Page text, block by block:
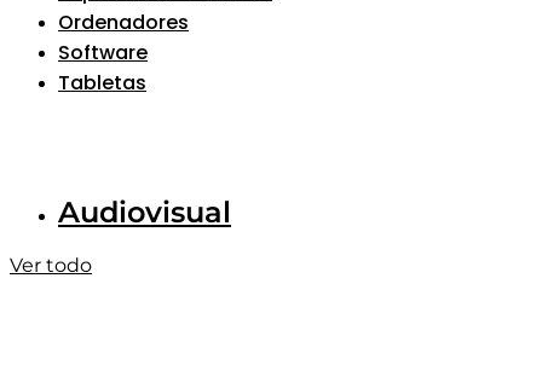
Ordenadores
Software
Tabletas
Audiovisual
Ver todo